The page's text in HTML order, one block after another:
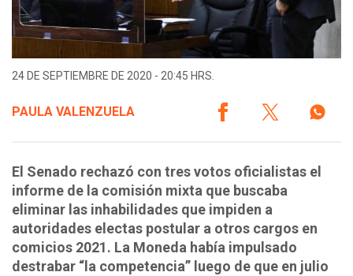
24 DE SEPTIEMBRE DE 2020 - 20:45 HRS.
PAULA VALENZUELA
El Senado rechazó con tres votos oficialistas el
informe de la comisión mixta que buscaba
eliminar las inhabilidades que impiden a
autoridades electas postular a otros cargos en
comicios 2021. La Moneda había impulsado
destrabar “la competencia” luego de que en julio